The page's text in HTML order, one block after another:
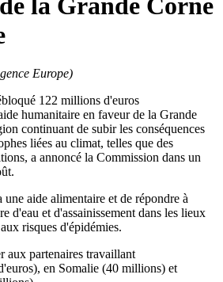
Europe)
122 millions d'euros
humanitaire en faveur de la Grande
continuant de subir les conséquences
liées au climat, telles que des
a annoncé la Commission dans un
aide alimentaire et de répondre à
d'eau et d'assainissement dans les lieux
risques d'épidémies.
aux partenaires travaillant
en Somalie (40 millions) et